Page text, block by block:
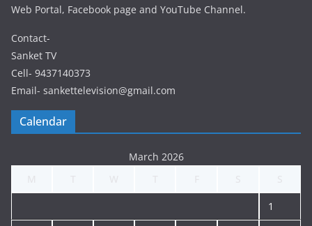
Web Portal, Facebook page and YouTube Channel.
Contact-
Sanket TV
Cell- 9437140373
Email- sankettelevision@gmail.com
Calendar
March 2026
1